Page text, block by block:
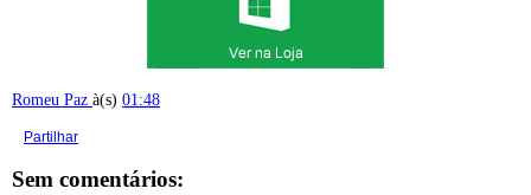
Romeu Paz à(s) 01:48
Partilhar
Sem comentários: